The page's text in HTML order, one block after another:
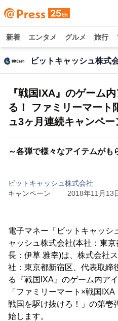
新着 エンタメ グルメ 旅行
ビットキャッシュ株式
『戦国IXA』のゲーム
る！ ファミリーマート
ュ3ヶ月連続キャンペー
～各弾で様々なアイテムがも
ビットキャッシュ株式会社
キャンペーン
2018年11月13
電子マネー「ビットキャッシ
ャッシュ株式会社(本社：東
長：伊草 雅幸)は、株式会社
社：東京都新宿区、代表取締
る『戦国IXA』のゲーム内ア
「ファミリーマート×戦国
戦国を駆け抜けろ！」の第壱
始します。